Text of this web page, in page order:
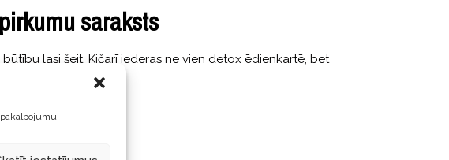
saraksts
lasi šeit. Kičarī iederas ne vien detox ēdienkartē, bet